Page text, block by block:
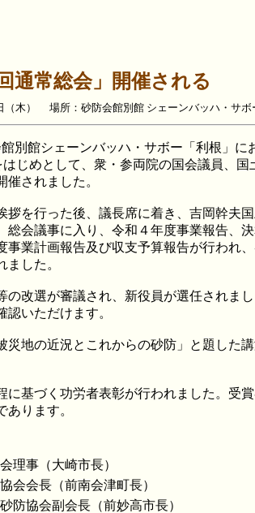
通常総会」開催される
（木） 場所：砂防会館別館 シェーンバッハ・サボ
別館シェーンバッハ・サボー「利根」に
じめとして、衆・参両院の国会議員、国
されました。
を行った後、議長席に着き、吉岡幹夫
総会議事に入り、令和４年度事業報告、
事業計画報告及び収支予算報告が行われ
した。
改選が審議され、新役員が選任されま
認いただけます。
地の近況とこれからの砂防」と題した
基づく功労者表彰が行われました。受
ります。
理事（大崎市長）
会会長（前南会津町長）
防協会副会長（前妙高市長）